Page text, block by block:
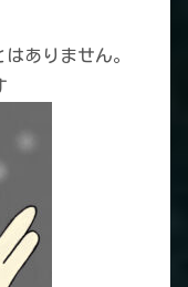
ありません。